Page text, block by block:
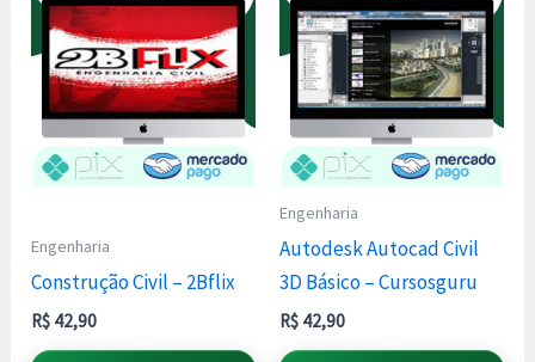
Engenharia
Construção Civil – 2Bflix
R$ 42,90
Engenharia
Autodesk Autocad Civil
3D Básico – Cursosguru
R$ 42,90